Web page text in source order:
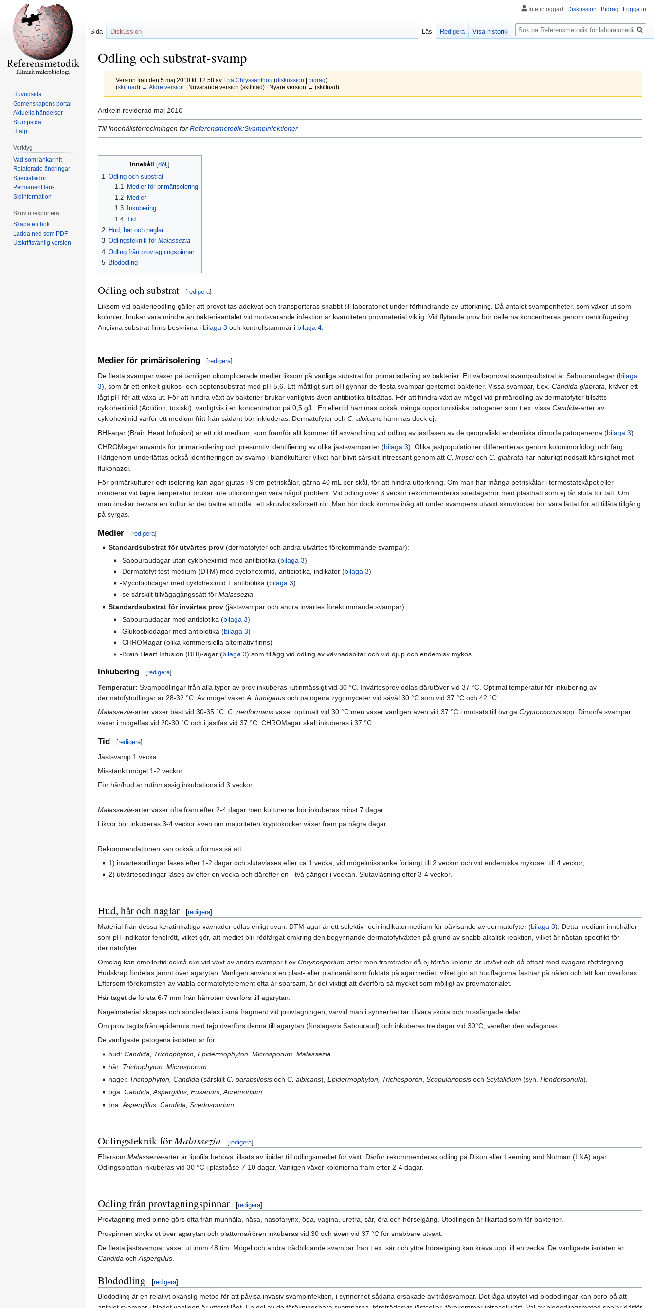
Odling och substrat-svamp
Version från den 5 maj 2010 kl. 12.58 av Erja Chryssanthou (diskussion bidrag)
(skillnad) ← Äldre version | Nuvarande version (skillnad) | Nyare version → (skillnad)
Hoppa
till
navigering
Hoppa
till
sök
Artikeln reviderad maj 2010
Till innehållsförteckningen för Referensmetodik:Svampinfektioner
Innehåll
1 Odling och substrat
1.1
Medier för primärisolering
1.2
Medier
1.3
Inkubering
1.4 Tid
2 Hud, hår och naglar
3 Odlingsteknik för Malassezia
4 Odling från provtagningspinnar
5 Blododling
Odling och substrat [redigera]
Liksom vid bakterieodling gäller att provet tas adekvat och transporteras snabbt till laboratoriet under förhindrande av uttorkning. Då antalet svampenheter, som växer ut som
kolonier, brukar vara mindre än bakterieantalet vid motsvarande infektion är kvantiteten provmaterial viktig. Vid flytande prov bör cellerna koncentreras genom centrifugering.
Angivna substrat finns beskrivna i bilaga 3 och kontrollstammar i bilaga 4
Medier för primärisolering [redigera]
De flesta svampar växer på tämligen okomplicerade medier liksom på vanliga substrat för primärisolering av bakterier. Ett välbeprövat svampsubstrat är Sabouraudagar (bilaga
3), som är ett enkelt glukos- och peptonsubstrat med pH 5,6. Ett måttligt surt pH gynnar de flesta svampar gentemot bakterier. Vissa svampar, t.ex. Candida glabrata , kräver ett
lågt pH för att växa ut. För att hindra växt av bakterier brukar vanligtvis även antibiotika tillsättas. För att hindra växt av mögel vid primärodling av dermatofyter tillsätts
cykloheximid (Actidion, toxiskt), vanligtvis i en koncentration på 0,5 g/L. Emellertid hämmas också många opportunistiska patogener som t.ex. vissa Candida-arter av
cykloheximid varför ett medium fritt från sådant bör inkluderas. Dermatofyter och C. albicans hämmas dock ej.
BHI-agar (Brain Heart Infusion) är ett rikt medium, som framför allt kommer till användning vid odling av jästfasen av de geografiskt endemiska dimorfa patogenerna (bilaga 3).
CHROMagar används för primärisolering och presumtiv identifiering av olika jästsvamparter (bilaga 3). Olika jästpopulationer differentieras genom kolonimorfologi och färg.
Härigenom underlättas också identifieringen av svamp i blandkulturer vilket har blivit särskilt intressant genom att C. kruseioch C. glabrata har naturligt nedsatt känslighet mot
flukonazol.
För primärkulturer och isolering kan agar gjutas i 9 cm petriskålar, gärna 40 mL per skål, för att hindra uttorkning. Om man har många petriskålar i termostatskåpet eller
inkuberar vid lägre temperatur brukar inte uttorkningen vara något problem. Vid odling över 3 veckor rekommenderas snedagarrör med plasthatt som ej får sluta för tätt. Om
man önskar bevara en kultur är det bättre att odla i ett skruvlocksförsett rör. Man bör dock komma ihåg att under svampens utväxt skruvlocket bör vara lättat för att tillåta tillgång
på syrgas.
Medier [redigera]
Standardsubstrat för utvärtes prov (dermatofyter och andra utvärtes förekommande svampar):
-Sabouraudagar utan cykloheximid med antibiotika (bilaga 3)
-Dermatofyt test medium (DTM) med cycloheximid, antibiotika, indikator (bilaga 3)
-Mycobioticagar med cykloheximid + antibiotika (bilaga 3)
-se särskilt tillvägagångssätt för Malassezia
Standardsubstrat för invärtes prov (jästsvampar och andra invärtes förekommande svampar):
-Sabouraudagar med antibiotika (bilaga 3)
-Glukosblodagar med antibiotika (bilaga 3)
-CHROMagar (olika kommersiella alternativ finns)
-Brain Heart Infusion (BHI)-agar (bilaga 3) som tillägg vid odling av vävnadsbitar och vid djup och endemisk mykos
Inkubering [redigera]
Temperatur: Svampodlingar från alla typer av prov inkuberas rutinmässigt vid 30 °C. Invärtesprov odlas därutöver vid 37 °C. Optimal temperatur för inkubering av
dermatofytodlingar är 28-32 °C. Av mögel växer A. fumigatus och patogena zygomyceter vid såväl 30 °C som vid 37 °C och 42 °C.
Malassezia-arter växer bäst vid 30-35 °C. C. neoformans växer optimalt vid 30 °C men växer vanligen även vid 37 °C i motsats till övriga Cryptococcus spp. Dimorfa svampar
växer i mögelfas vid 20-30 °C och i jästfas vid 37 °C. CHROMagar skall inkuberas i 37 °C.
Tid [redigera]
Jästsvamp 1 vecka.
Misstänkt mögel 1-2 veckor.
För hår/hud är rutinmässig inkubationstid 3 veckor.
Malassezia-arter växer ofta fram efter 2-4 dagar men kulturerna bör inkuberas minst 7 dagar.
Likvor bör inkuberas 3-4 veckor även om majoriteten kryptokocker växer fram på några dagar.
Rekommendationen kan också utformas så att
1) invärtesodlingar läses efter 1-2 dagar och slutavläses efter ca 1 vecka, vid mögelmisstanke förlängt till 2 veckor och vid endemiska mykoser till 4 veckor,
2) utvärtesodlingar läses av efter en vecka och därefter en - två gånger i veckan. Slutavläsning efter 3-4 veckor.
Hud, hår och naglar [redigera]
Material från dessa keratinhaltiga vävnader odlas enligt ovan. DTM-agar är ett selektiv- och indikatormedium för påvisande av dermatofyter (bilaga 3). Detta medium innehåller
som pH-indikator fenolrött, vilket gör, att mediet blir rödfärgat omkring den begynnande dermatofytväxten på grund av snabb alkalisk reaktion, vilket är nästan specifikt för
dermatofyter.
Omslag kan emellertid också ske vid växt av andra svampar t ex Chrysosporium-arter men framträder då ej förrän kolonin är utväxt och då oftast med svagare rödfärgning.
Hudskrap fördelas jämnt över agarytan. Vanligen används en plast- eller platinanål som fuktats på agarmediet, vilket gör att hudflagorna fastnar på nålen och lätt kan överföras.
Eftersom förekomsten av viabla dermatofytelement ofta är sparsam, är det viktigt att överföra så mycket som möjligt av provmaterialet.
Hår taget de första 6-7 mm från hårroten överförs till agarytan.
Nagelmaterial skrapas och sönderdelas i små fragment vid provtagningen, varvid man i synnerhet tar tillvara sköra och missfärgade delar.
Om prov tagits från epidermis med tejp överförs denna till agarytan (förslagsvis Sabouraud) och inkuberas tre dagar vid 30°C, varefter den avlägsnas.
De vanligaste patogena isolaten är för
hud:Candida, Trichophyton, Epidermophyton, Microsporum, Malassezia
hår: Trichophyton, Microsporum
nagel: Trichophyton, Candida (särskiltC. parapsilosis ochC. albicans),Epidermophyton, Trichosporon ,Scopulariopsis ochScytalidium (syn.Hendersonula).
öga:Candida, Aspergillus, Fusarium, Acremonium.
öra:Aspergillus, Candida, Scedosporium.
Odlingsteknik förMalassezia [redigera]
Eftersom Malassezia-arter är lipofila behövs tillsats av lipider till odlingsmediet för växt. Därför rekommenderas odling på Dixon eller Leeming and Notman (LNA) agar.
Odlingsplattan inkuberas vid 30 °C i plastpåse 7-10 dagar. Vanligen växer kolonierna fram efter 2-4 dagar.
Odling från provtagningspinnar [redigera]
Provtagning med pinne görs ofta från munhåla, näsa, nasofarynx, öga, vagina, uretra, sår, öra och hörselgång. Utodlingen är likartad som för bakterier.
Provpinnen stryks ut över agarytan och plattorna/rören inkuberas vid 30 och även vid 37 °C för snabbare utväxt.
De flesta jästsvampar växer ut inom 48 tim. Mögel och andra trådbildande svampar från t.ex. sår och yttre hörselgång kan kräva upp till en vecka. De vanligaste isolaten är
Candida ochAspergillus.
Blododling [redigera]
Blododling är en relativt okänslig metod för att påvisa invasiv svampinfektion, i synnerhet sådana orsakade av trådsvampar. Det låga utbytet vid blododlingar kan bero på att
Inte inloggad Diskussion Bidrag Logga in
Sida Diskussion Läs Redigera Visa historik
Sök
Huvudsida
Gemenskapens portal
Aktuella händelser
Slumpsida
Hjälp
Verktyg
Vad som länkar hit
Relaterade ändringar
Specialsidor
Permanent länk
Sidinformation
Skriv ut/exportera
Skapa en bok
Ladda ned som PDF
Utskriftsvänlig version